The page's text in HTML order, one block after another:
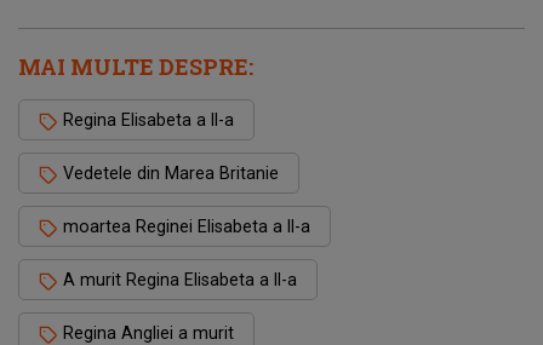
MAI MULTE DESPRE:
Regina Elisabeta a II-a
Vedetele din Marea Britanie
moartea Reginei Elisabeta a II-a
A murit Regina Elisabeta a II-a
Regina Angliei a murit